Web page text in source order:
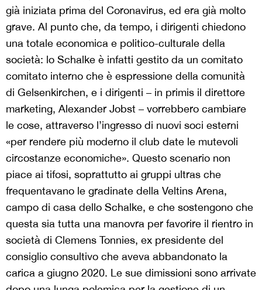
già iniziata prima del Coronavirus, ed era già molto
grave. Al punto che, da tempo, i dirigenti chiedono
una totale economica e politico-culturale della
società: lo Schalke è infatti gestito da un comitato
comitato interno che è espressione della comunità
di Gelsenkirchen, e i dirigenti – in primis il direttore
marketing, Alexander Jobst – vorrebbero cambiare
le cose, attraverso l’ingresso di nuovi soci esterni
«per rendere più moderno il club date le mutevoli
circostanze economiche». Questo scenario non
piace ai tifosi, soprattutto ai gruppi ultras che
frequentavano le gradinate della Veltins Arena,
campo di casa dello Schalke, e che sostengono che
questa sia tutta una manovra per favorire il rientro in
società di Clemens Tonnies, ex presidente del
consiglio consultivo che aveva abbandonato la
carica a giugno 2020. Le sue dimissioni sono arrivate